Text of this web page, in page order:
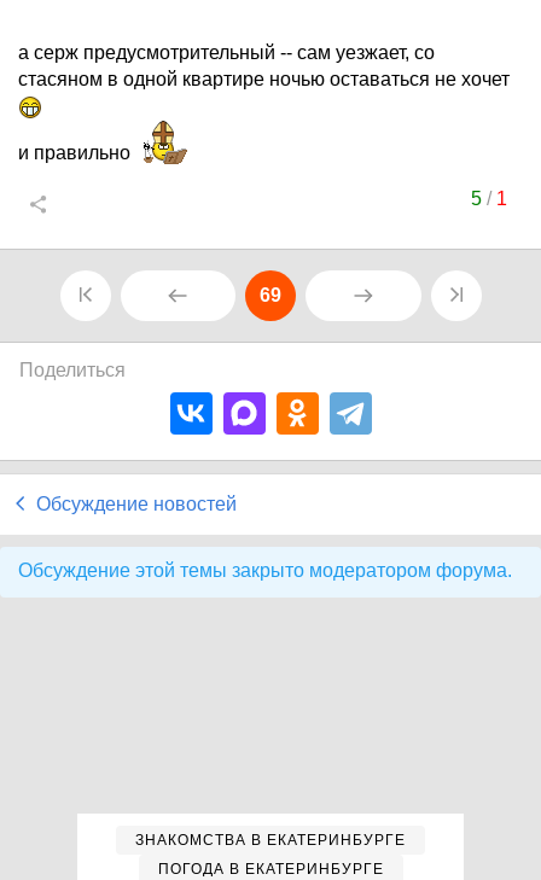
а серж предусмотрительный -- сам уезжает, со
стасяном в одной квартире ночью оставаться не хочет
и правильно
5/ 1
69
Поделиться
Обсуждение новостей
Обсуждение этой темы закрыто модератором форума.
ЗНАКОМСТВА В ЕКАТЕРИНБУРГЕ
ПОГОДА В ЕКАТЕРИНБУРГЕ